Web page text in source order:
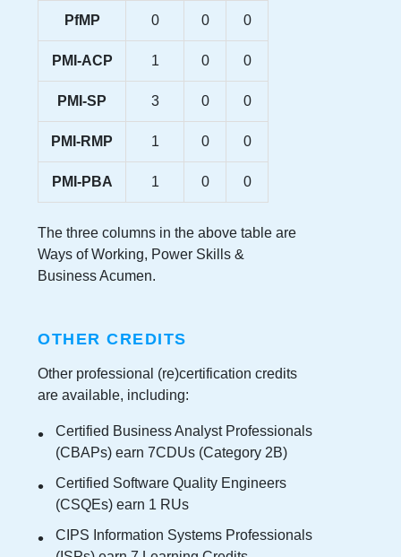
PfMP 0 0 0
PMI-ACP 1 0 0
PMI-SP 3 0 0
PMI-RMP 1 0 0
PMI-PBA 1 0 0
The three columns in the above table are
Ways of Working, Power Skills &
Business Acumen.
OTHER CREDITS
Other professional (re)certification credits
are available, including:
Certified Business Analyst Professionals
(CBAPs) earn 7CDUs (Category 2B)
Certified Software Quality Engineers
(CSQEs) earn 1 RUs
CIPS Information Systems Professionals